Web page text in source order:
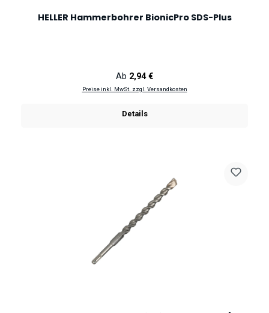
HELLER Hammerbohrer BionicPro SDS-Plus
Regulärer Preis:
Ab 2,94 €
Preise inkl. MwSt. zzgl. Versandkosten
Details